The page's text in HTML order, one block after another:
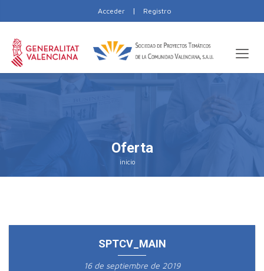
Acceder | Registro
Oferta
inicio
SPTCV_MAIN
16 de septiembre de 2019